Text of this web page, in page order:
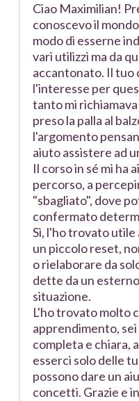
Ciao Maximilian!
conoscevo il
modo di esserne
vari utilizzi ma da
accantonato. Il tuo
l'interesse per
tanto mi
preso la palla al
l'argomento
aiuto assistere ad
Il corso in sé mi
percorso, a
"sbagliato", dove
confermato
Sì, l'ho trovato
un piccolo reset,
o rielaborare da
dette da un
situazione.
L'ho trovato molto
apprendimento,
completa e chiara,
esserci solo delle
possono dare un
concetti. Grazie e